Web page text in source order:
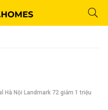
Hà Nội Landmark 72 giảm 1 triệu